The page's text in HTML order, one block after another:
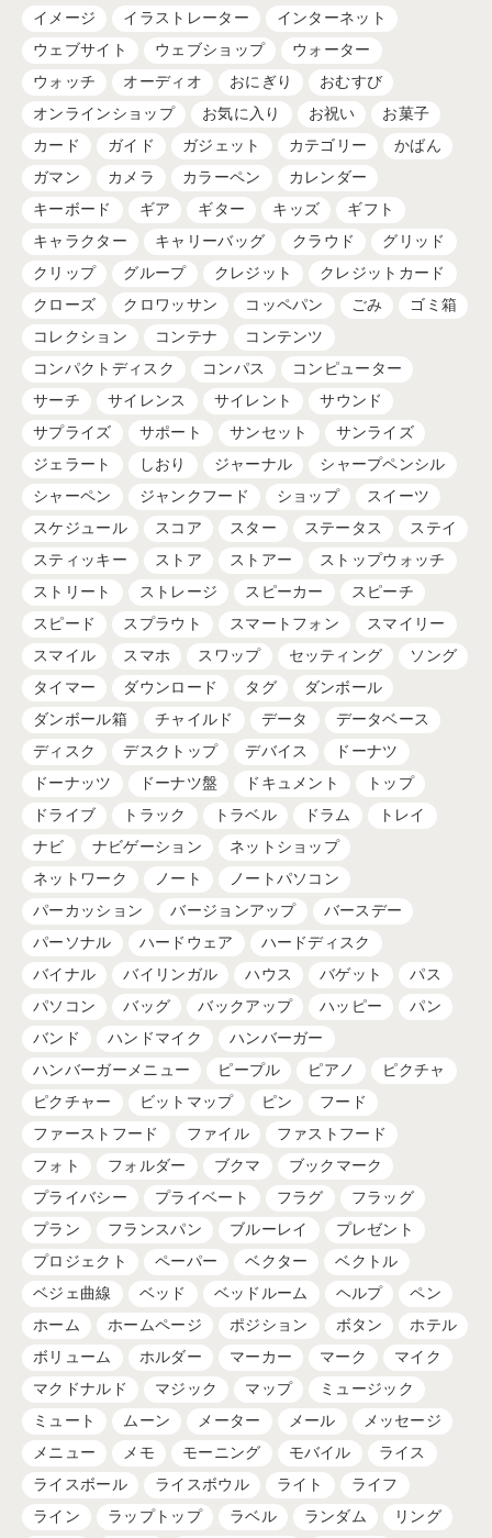
イメージ イラストレーター
インターネット
ウェブサイト
ウェブショップ
ウォーター
ウォッチ
オーディオ おにぎり
おむすび
オンラインショップ
お気に入り お祝い
お菓子
カード
ガイド ガジェット カテゴリー
かばん
ガマン
カメラ カラーペン
カレンダー
キーボード
ギア ギター キッズ
ギフト
キャラクター
キャリーバッグ クラウド
グリッド
クリップ
グループ クレジット
クレジットカード
クローズ
クロワッサン コッペパン ごみ
ゴミ箱
コレクション
コンテナ
コンテンツ
コンパクトディスク
コンパス
コンピューター
サーチ
サイレンス サイレント
サウンド
サプライズ
サポート サンセット
サンライズ
ジェラート
しおり ジャーナル
シャープペンシル
シャーペン
ジャンクフード ショップ
スイーツ
スケジュール
スコア スター ステータス
ステイ
スティッキー
ストア ストアー
ストップウォッチ
ストリート
ストレージ スピーカー
スピーチ
スピード
スプラウト スマートフォン
スマイリー
スマイル
スマホ スワップ セッティング
ソング
タイマー
ダウンロード タグ
ダンボール
ダンボール箱
チャイルド データ
データベース
ディスク
デスクトップ デバイス
ドーナツ
ドーナッツ
ドーナツ盤 ドキュメント
トップ
ドライブ
トラック トラベル ドラム
トレイ
ナビ
ナビゲーション
ネットショップ
ネットワーク
ノート
ノートパソコン
パーカッション
バージョンアップ
バースデー
パーソナル
ハードウェア
ハードディスク
バイナル
バイリンガル ハウス バゲット
パス
パソコン
バッグ バックアップ ハッピー
パン
バンド
ハンドマイク
ハンバーガー
ハンバーガーメニュー
ピープル ピアノ
ピクチャ
ピクチャー
ビットマップ ピン
フード
ファーストフード
ファイル
ファストフード
フォト
フォルダー ブクマ
ブックマーク
プライバシー
プライベート フラグ
フラッグ
プラン
フランスパン ブルーレイ
プレゼント
プロジェクト
ペーパー ベクター
ベクトル
ベジェ曲線
ベッド ベッドルーム ヘルプ
ペン
ホーム
ホームページ ポジション ボタン
ホテル
ボリューム
ホルダー マーカー マーク
マイク
マクドナルド
マジック マップ
ミュージック
ミュート
ムーン メーター メール
メッセージ
メニュー
メモ モーニング モバイル
ライス
ライスボール
ライスボウル ライト
ライフ
ライン
ラップトップ ラベル ランダム
リング